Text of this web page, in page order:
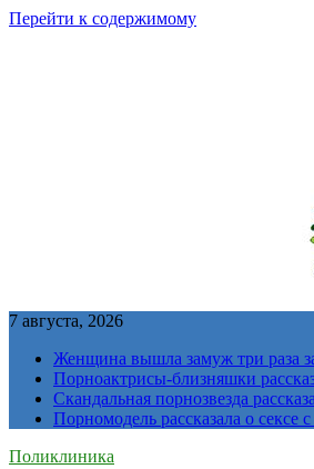
Перейти к содержимому
7 августа, 2026
Женщина вышла замуж три раза
Порноактрисы-близняшки
Скандальная порнозвезда
Порномодель рассказала о сексе
Поликлиника